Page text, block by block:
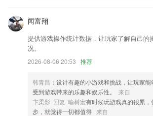
闻富翔
提供游戏操作统计数据，让玩家了解自己的
况。
2026-08-06 20:53 推荐
韩青昌 ：设计有趣的小游戏和挑战，让玩家
受到游戏带来的乐趣和娱乐性。
来自
卞柔影 回复 喻树宏有时候玩游戏真的很累
步，就觉得一切都值得 来自